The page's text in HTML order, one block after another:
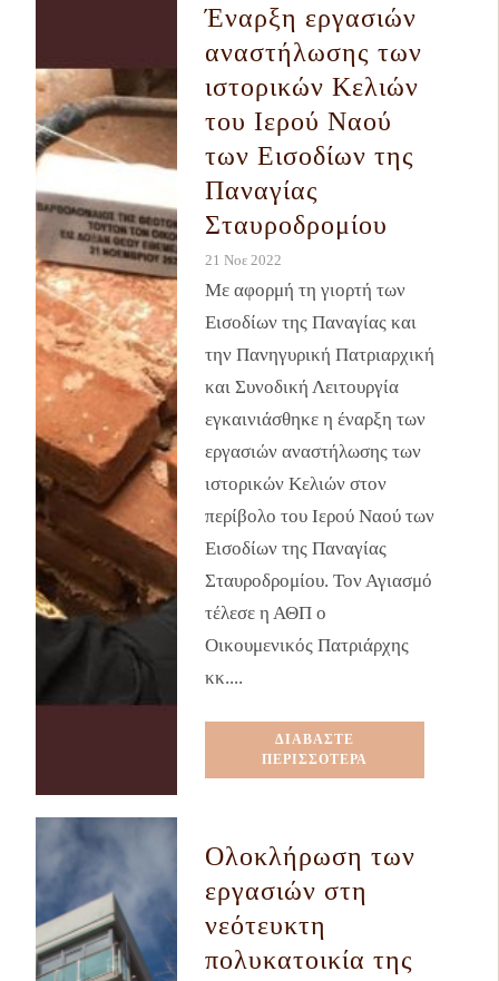
Έναρξη εργασιών
αναστήλωσης των
ιστορικών Κελιών
του Ιερού Ναού
των Εισοδίων της
Παναγίας
Σταυροδρομίου
21 Νοε 2022
Με αφορμή τη γιορτή των
Εισοδίων της Παναγίας και
την Πανηγυρική Πατριαρχική
και Συνοδική Λειτουργία
εγκαινιάσθηκε η έναρξη των
εργασιών αναστήλωσης των
ιστορικών Κελιών στον
περίβολο του Ιερού Ναού των
Εισοδίων της Παναγίας
Σταυροδρομίου. Τον Αγιασμό
τέλεσε η ΑΘΠ ο
Οικουμενικός Πατριάρχης
κκ....
ΔΙΑΒΑΣΤΕ
ΠΕΡΙΣΣΟΤΕΡΑ
Ολοκλήρωση των
εργασιών στη
νεότευκτη
πολυκατοικία της